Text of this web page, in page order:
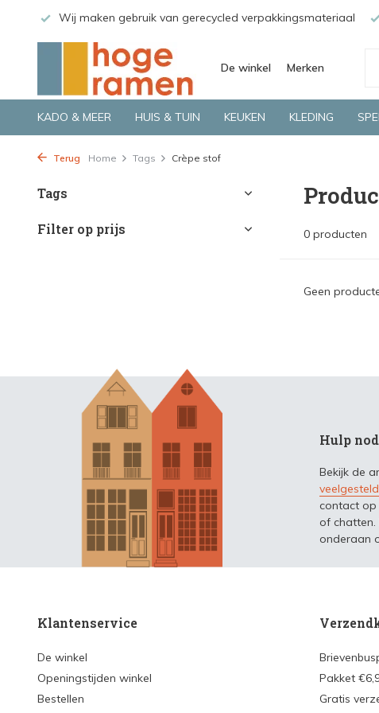
Wij maken gebruik van gerecycled verpakkingsmateriaal
De winkel Merken
KADO & MEER HUIS & TUIN KEUKEN KLEDING
Terug Home Tags Crèpe stof
Tags
Filter op prijs 0 producten
Geen
Hulp
Bekijk de
contact op
of chatten.
onderaan
Klantenservice
De winkel
Openingstijden winkel
Bestellen
Pakket
Gratis